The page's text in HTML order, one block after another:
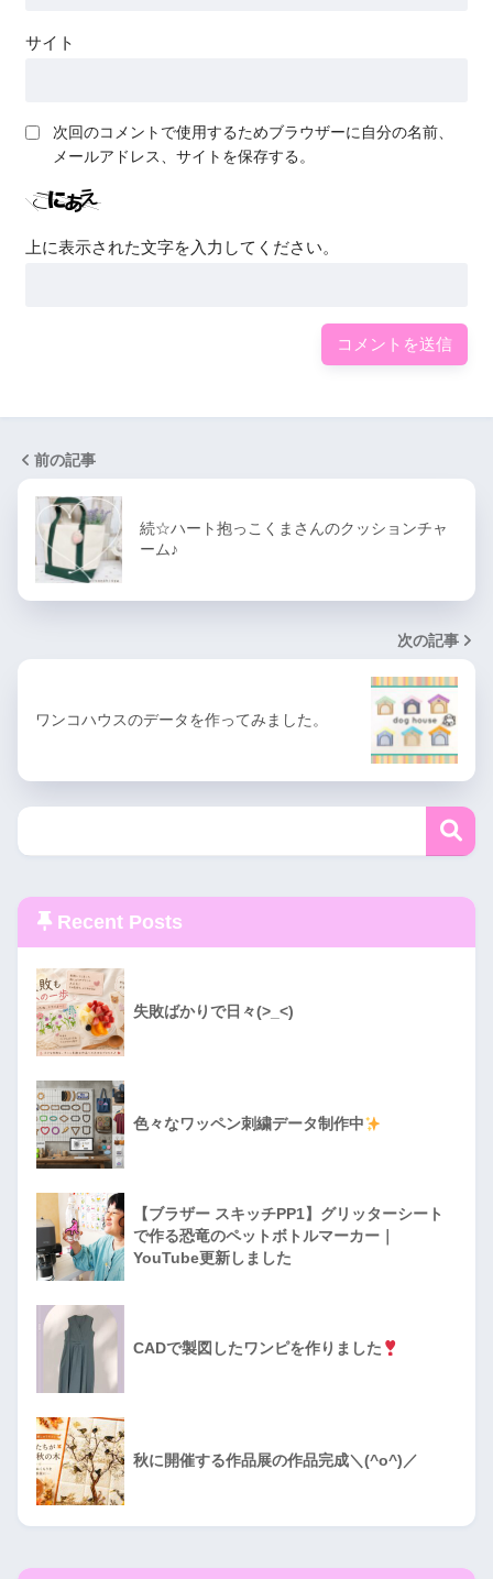
サイト
次回のコメントで使用するためブラウザーに自分の名前、
メールアドレス、サイトを保存する。
上に表示された文字を入力してください。
前の記事
続☆ハート抱っこくまさんのクッションチャ
ーム♪
次の記事
ワンコハウスのデータを作ってみました。
Recent Posts
失敗ばかりで日々(>_<)
色々なワッペン刺繍データ制作中
【ブラザー スキッチPP1】グリッターシート
で作る恐竜のペットボトルマーカー｜
YouTube更新しました
CADで製図したワンピを作りました
秋に開催する作品展の作品完成＼(^o^)／